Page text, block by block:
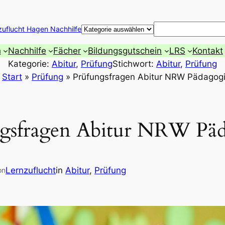
Hagen Nachhilfe Suchen
Nachhilfe Fächer Bildungsgutschein LRS
Kontakt
Kategorie: Abitur, PrüfungStichwort: Abitur, Prüfung
Start » Prüfung » Prüfungsfragen Abitur NRW
Abitur NRW
Lernzufluchtin Abitur, Prüfung